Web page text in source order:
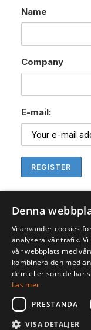
Name
Company
E-mail:
© 2026
Denna
Vi använder cookies
analysera vår trafik.
vår webbplats med
kombinera den med
dem eller som de har
Läs mer
PRESTANDA
VISA DETALJER